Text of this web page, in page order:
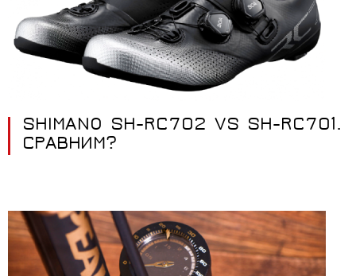
SHIMANO SH-RC702 VS SH-RC701.
СРАВНИМ?